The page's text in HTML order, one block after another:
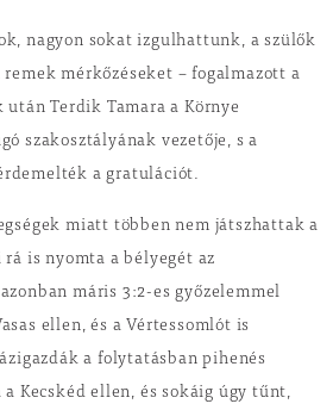
nagyon sokat izgulhattunk, a szülők
mérkőzéseket – fogalmazott a
Terdik Tamara a Környe
szakosztályának vezetője, s a
a gratulációt.
miatt többen nem játszhattak a
is nyomta a bélyegét az
máris 3:2-es győzelemmel
ellen, és a Vértessomlót is
a folytatásban pihenés
Kecskéd ellen, és sokáig úgy tűnt,